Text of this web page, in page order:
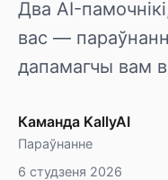
Два AI-
вас —
дапамагчы вам
Каманда KallyAI
Параўнанне
6 студзеня 2026